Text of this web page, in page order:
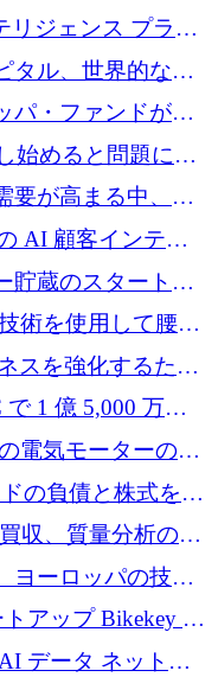
応する
リジェンス プラッ
万ユーロを投資
タル、世界的なス
らBまで支援する
ァンドIVを閉鎖
パ・ファンドが初
ユーロのラウンド
始めると問題にな
が高まる中、
ドを終了
AI 顧客インテリ
100 万ドルを調達
貯蔵のスタートア
投資ラウンドで
術を使用して腰痛
いるか
スを強化するため
1 億 5,000 万ド
にエージェント AI
電気モーターの革
ポンドを確保
の負債と株式を調
収、質量分析の専
の品質管理を拡大
ヨーロッパの技術
億ユーロのファ
アップ Bikekey が
データ ネットワ